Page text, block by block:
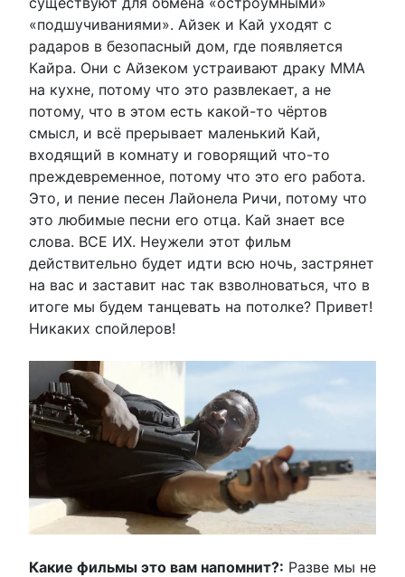
«подшучиваниями». Айзек и Кай уходят с
радаров в безопасный дом, где появляется
Кайра. Они с Айзеком устраивают драку ММА
на кухне, потому что это развлекает, а не
потому, что в этом есть какой-то чёртов
смысл, и всё прерывает маленький Кай,
входящий в комнату и говорящий что-то
преждевременное, потому что это его работа.
Это, и пение песен Лайонела Ричи, потому что
это любимые песни его отца. Кай знает все
слова. ВСЕ ИХ. Неужели этот фильм
действительно будет идти всю ночь, застрянет
на вас и заставит нас так взволноваться, что в
итоге мы будем танцевать на потолке? Привет!
Никаких спойлеров!
Какие фильмы это вам напомнит?: Разве мы не